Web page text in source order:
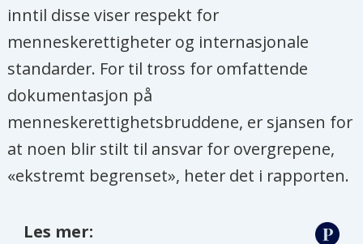
inntil disse viser respekt for
menneskerettigheter og internasjonale
standarder. For til tross for omfattende
dokumentasjon på
menneskerettighetsbruddene, er sjansen for
at noen blir stilt til ansvar for overgrepene,
«ekstremt begrenset», heter det i rapporten.
Les mer: